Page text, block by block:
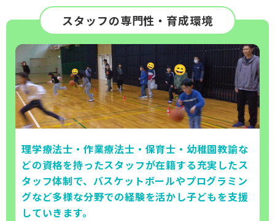
スタッフの専門性・育成環境
理学療法士・作業療法士・保育士・幼稚園教諭な
どの資格を持ったスタッフが在籍する充実したス
タッフ体制で、バスケットボールやプログラミン
グなど多様な分野での経験を活かし子どもを支援
していきます。